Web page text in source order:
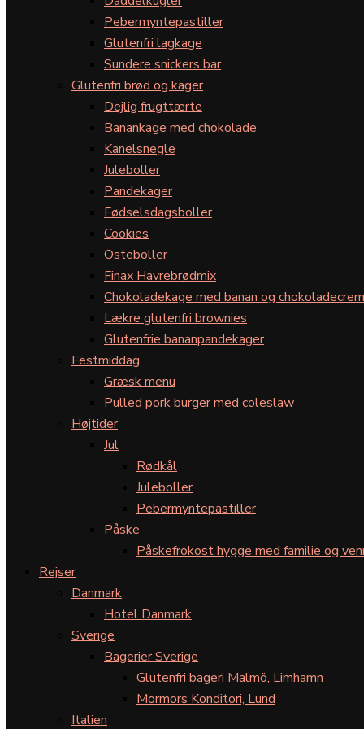
Pebermyntepastiller
Glutenfri lagkage
Sundere snickers bar
Glutenfri brød og kager
Dejlig frugttærte
Banankage med chokolade
Kanelsnegle
Juleboller
Pandekager
Fødselsdagsboller
Cookies
Osteboller
Finax Havrebrødmix
Chokoladekage med banan og
Lækre glutenfri brownies
Glutenfrie bananpandekager
Festmiddag
Græsk menu
Pulled pork burger med coleslaw
Højtider
Jul
Rødkål
Juleboller
Pebermyntepastiller
Påske
Påskefrokost hygge med familie og
Rejser
Danmark
Hotel Danmark
Sverige
Bagerier Sverige
Glutenfri bageri Malmö, Limhamn
Mormors Konditori, Lund
Italien